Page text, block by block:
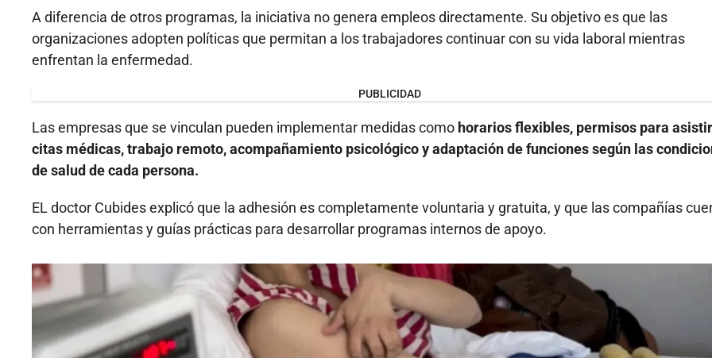
A diferencia de otros programas, la iniciativa no genera empleos directamente. Su objetivo es que las
organizaciones adopten políticas que permitan a los trabajadores continuar con su vida laboral mientras
enfrentan la enfermedad.
PUBLICIDAD
Las empresas que se vinculan pueden implementar medidas como horarios flexibles, permisos para
citas médicas, trabajo remoto, acompañamiento psicológico y adaptación de funciones según las
de salud de cada persona.
EL doctor Cubides explicó que la adhesión es completamente voluntaria y gratuita, y que las compañías
con herramientas y guías prácticas para desarrollar programas internos de apoyo.